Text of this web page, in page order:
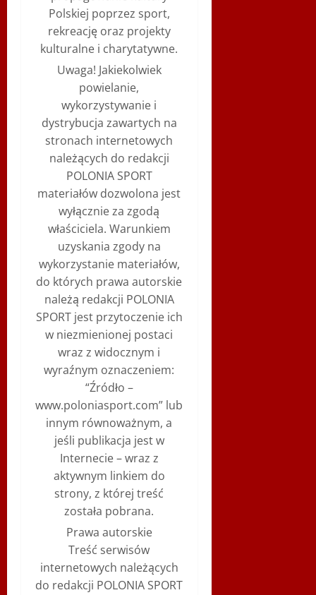
Polskiej poprzez sport,
rekreację oraz projekty
kulturalne i charytatywne.
Uwaga! Jakiekolwiek
powielanie,
wykorzystywanie i
dystrybucja zawartych na
stronach internetowych
należących do redakcji
POLONIA SPORT
materiałów dozwolona jest
wyłącznie za zgodą
właściciela. Warunkiem
uzyskania zgody na
wykorzystanie materiałów,
do których prawa autorskie
należą redakcji POLONIA
SPORT jest przytoczenie ich
w niezmienionej postaci
wraz z widocznym i
wyraźnym oznaczeniem:
“Źródło –
www.poloniasport.com” lub
innym równoważnym, a
jeśli publikacja jest w
Internecie – wraz z
aktywnym linkiem do
strony, z której treść
została pobrana.
Prawa autorskie
Treść serwisów
internetowych należących
do redakcji POLONIA SPORT